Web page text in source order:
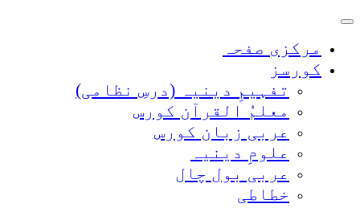
مرکزی صفحہ
کورسز
تفہیمِ دینیہ (درسِ نظامی)
معلمُ القرآن کورس
عربی زبان کورس
علومِ دینیہ
عربی بول چال
خطاطی